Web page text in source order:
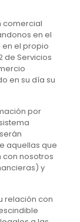
comercial
en el
el propio
de Servicios
en su día su
por
aquellas que
con nosotros
y
relación con